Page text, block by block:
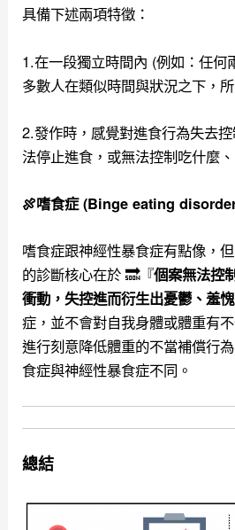
具備下述兩項特徵：
1.在一段獨立時間內 (例如：任何
多數人在類似時間與狀況之下，
2.發作時，感覺對進食行為失去
法停止進食，或無法控制吃什麼
🍖嗜食症 (Binge eating
嗜食症跟神經性暴食症有點像，
的診斷核心在於 🔜『個案無法控
衝動，失控進而衍生出憂鬱、羞
症，並不會對自我身體或體重有
進行刻意降低體重的不當補償行
食症與神經性暴食症不同。
總結